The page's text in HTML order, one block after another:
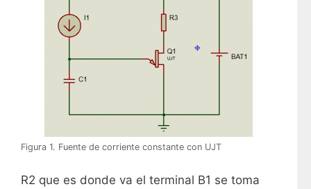
Figura 1. Fuente de corriente constante con UJT
R2 que es donde va el terminal B1 se toma